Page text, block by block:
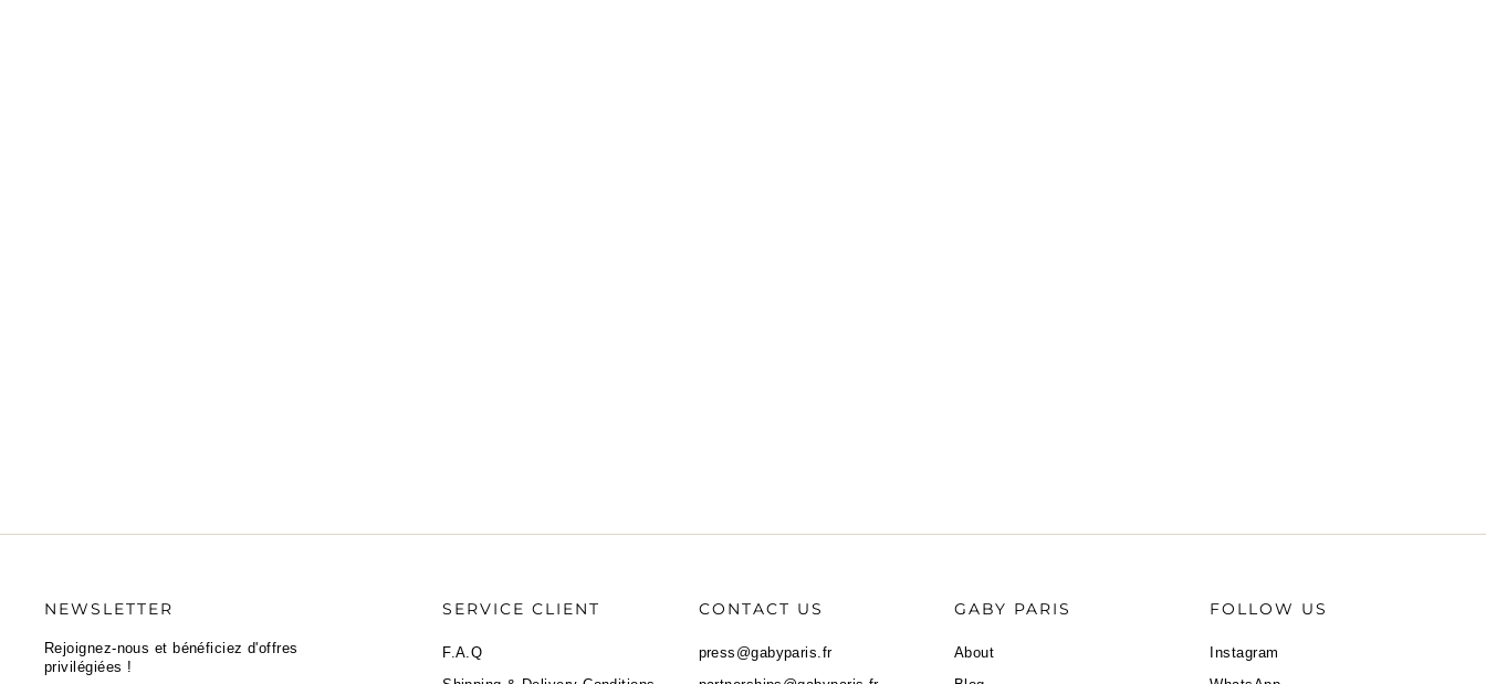
NEWSLETTER
Rejoignez-nous et bénéficiez d'offres
privilégiées !
SERVICE CLIENT
F.A.Q
CONTACT US
press@gabyparis.fr
GABY PARIS
About
FOLLOW US
Instagram